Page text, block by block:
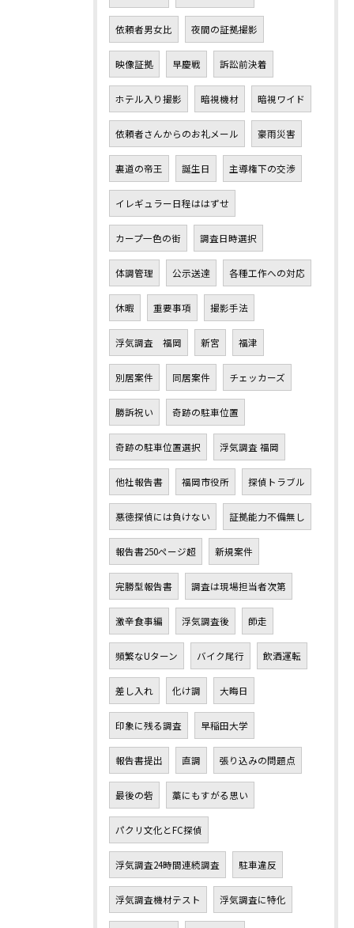
依頼者男女比 夜間の証拠撮影
映像証拠 早慶戦 訴訟前決着
ホテル入り撮影 暗視機材 暗視ワイド
依頼者さんからのお礼メール 豪雨災害
裏道の帝王 誕生日 主導権下の交渉
イレギュラー日程ははずせ
カープ一色の街 調査日時選択
体調管理 公示送達 各種工作への対応
休暇 重要事項 撮影手法
浮気調査 福岡 新宮 福津
別居案件 同居案件 チェッカーズ
勝訴祝い 奇跡の駐車位置
奇跡の駐車位置選択 浮気調査 福岡
他社報告書 福岡市役所 探偵トラブル
悪徳探偵には負けない 証拠能力不備無し
報告書250ページ超 新規案件
完勝型報告書 調査は現場担当者次第
激辛食事編 浮気調査後 師走
頻繁なUターン バイク尾行 飲酒運転
差し入れ 化け調 大晦日
印象に残る調査 早稲田大学
報告書提出 直調 張り込みの問題点
最後の砦 藁にもすがる思い
パクリ文化とFC探偵
浮気調査24時間連続調査 駐車違反
浮気調査機材テスト 浮気調査に特化